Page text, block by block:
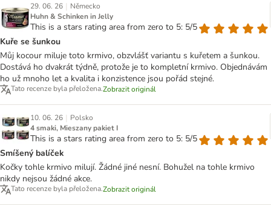
29. 06. 26 | Německo
Huhn & Schinken in Jelly
This is a stars rating area from zero to 5: 5/5
Kuře se šunkou
Můj kocour miluje toto krmivo, obzvlášť variantu s kuřetem a šunkou.
Dostává ho dvakrát týdně, protože je to kompletní krmivo. Objednávám
ho už mnoho let a kvalita i konzistence jsou pořád stejné.
Tato recenze byla přeložena.Zobrazit originál
10. 06. 26 | Polsko
4 smaki, Mieszany pakiet I
This is a stars rating area from zero to 5: 5/5
Smíšený balíček
Kočky tohle krmivo milují. Žádné jiné nesní. Bohužel na tohle krmivo
nikdy nejsou žádné akce.
Tato recenze byla přeložena.Zobrazit originál